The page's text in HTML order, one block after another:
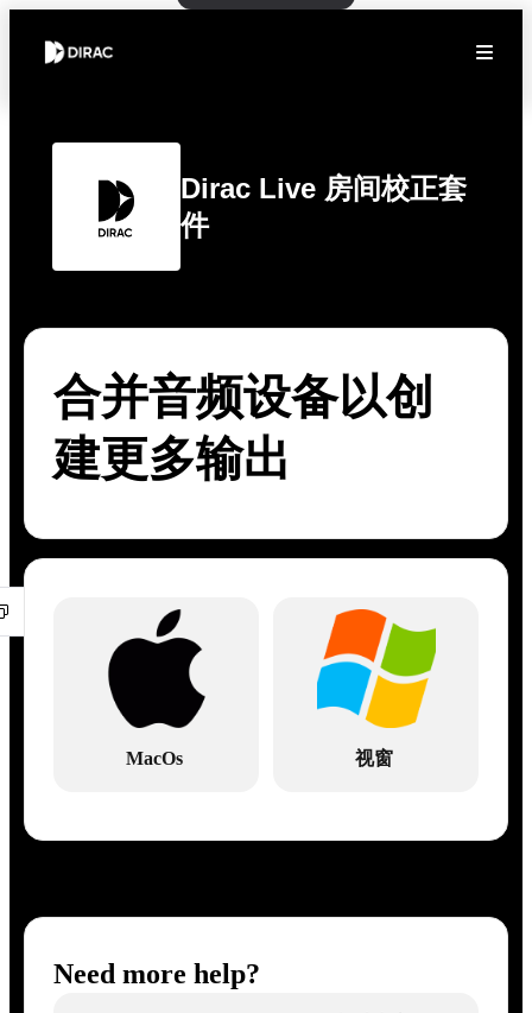
Dirac Live 房间校正套
件
合并音频设备以创
建更多输出
MacOs 视窗
Need more help?